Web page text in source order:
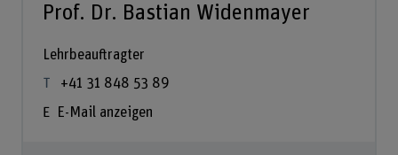
Prof. Dr. Bastian Widenmayer
Lehrbeauftragter
+41 31 848 53 89
E-Mail anzeigen